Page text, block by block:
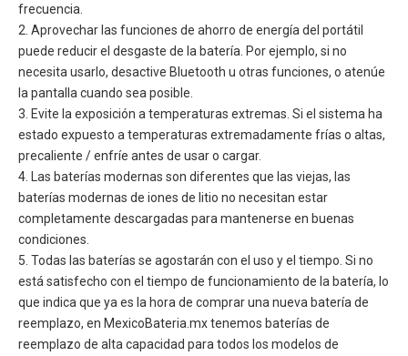
frecuencia.
2. Aprovechar las funciones de ahorro de energía del portátil
puede reducir el desgaste de la batería. Por ejemplo, si no
necesita usarlo, desactive Bluetooth u otras funciones, o atenúe
la pantalla cuando sea posible.
3. Evite la exposición a temperaturas extremas. Si el sistema ha
estado expuesto a temperaturas extremadamente frías o altas,
precaliente / enfríe antes de usar o cargar.
4. Las baterías modernas son diferentes que las viejas, las
baterías modernas de iones de litio no necesitan estar
completamente descargadas para mantenerse en buenas
condiciones.
5. Todas las baterías se agostarán con el uso y el tiempo. Si no
está satisfecho con el tiempo de funcionamiento de la batería, lo
que indica que ya es la hora de comprar una nueva batería de
reemplazo, en MexicoBateria.mx tenemos baterías de
reemplazo de alta capacidad para todos los modelos de